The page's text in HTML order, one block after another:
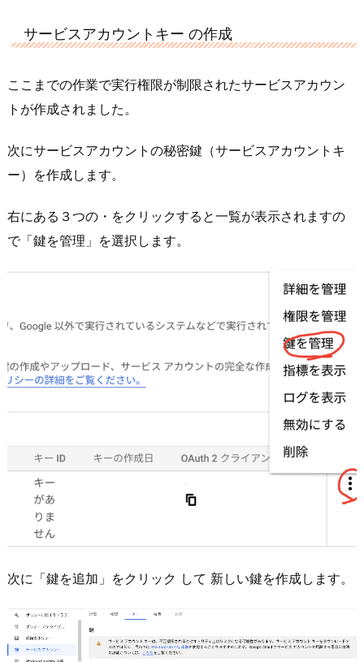
サービスアカウントキー の作成
ここまでの作業で実行権限が制限されたサービスアカウン
トが作成されました。
次にサービスアカウントの秘密鍵（サービスアカウントキ
ー）を作成します。
右にある３つの・をクリックすると一覧が表示されますの
で「鍵を管理」を選択します。
次に「鍵を追加」をクリック して 新しい鍵を作成します。